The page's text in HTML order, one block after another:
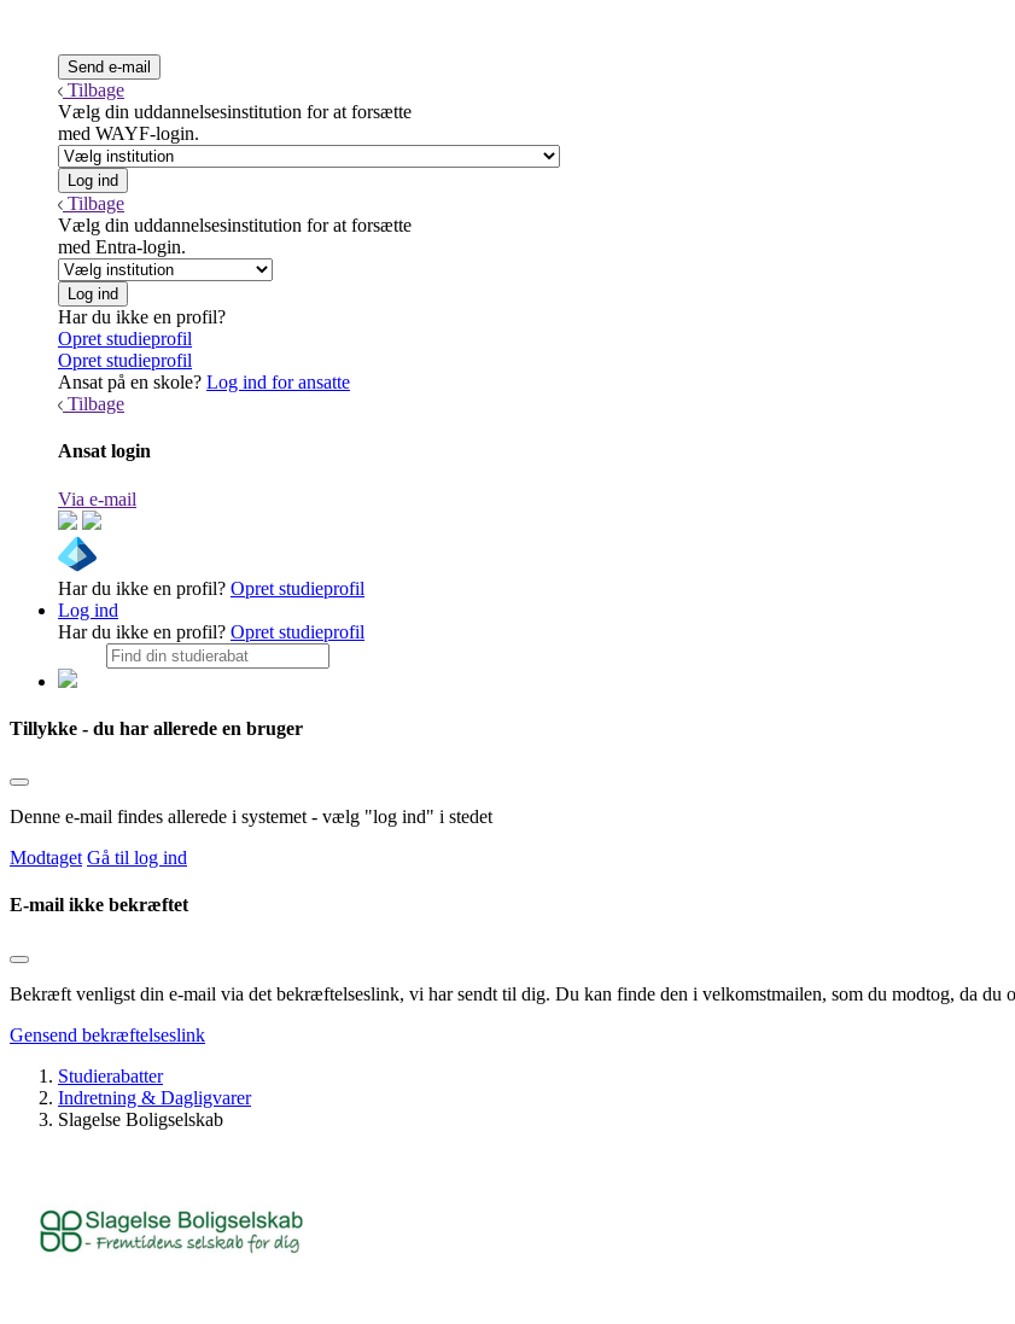
Tilbage
Vælg din uddannelsesinstitution for at forsætte
med WAYF-login.
Tilbage
Vælg din uddannelsesinstitution for at forsætte
med Entra-login.
Har du ikke en profil?
Opret studieprofil
Opret studieprofil
Ansat på en skole? Log ind for ansatte
Tilbage
Ansat login
Via e-mail
Har du ikke en profil? Opret studieprofil
Log ind
Har du ikke en profil? Opret studieprofil
Tillykke - du har allerede en bruger
Denne e-mail findes allerede i systemet - vælg "log ind" i stedet
Modtaget Gå til log ind
E-mail ikke bekræftet
Bekræft venligst din e-mail via det bekræftelseslink, vi har sendt til dig. Du kan finde den i velkomstmailen, som du modtog, da du
Gensend bekræftelseslink
Studierabatter
Indretning & Dagligvarer
Slagelse Boligselskab